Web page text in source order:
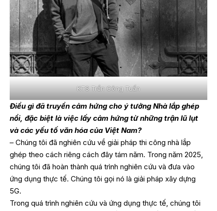
KTS Trần Công Tuấn
Điều gì đã truyền cảm hứng cho ý tưởng Nhà lắp ghép
nổi, đặc biệt là việc lấy cảm hứng từ những trận lũ lụt
và các yếu tố văn hóa của Việt Nam?
– Chúng tôi đã nghiên cứu về giải pháp thi công nhà lắp
ghép theo cách riêng cách đây tám năm. Trong năm 2025,
chúng tôi đã hoàn thành quá trình nghiên cứu và đưa vào
ứng dụng thực tế. Chúng tôi gọi nó là giải pháp xây dựng
5G.
Trong quá trình nghiên cứu và ứng dụng thực tế, chúng tôi